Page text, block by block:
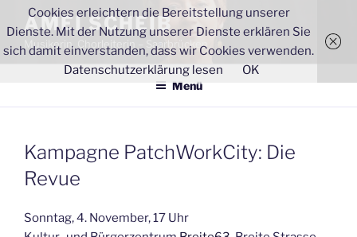
Inhalt
springen
AMEI SCHEIB
Musikerin, Chorleiterin – Saarbrücken
Menü
Kampagne PatchWorkCity: Die
Revue
Sonntag, 4. November, 17 Uhr
Cookies erleichtern die Bereitstellung unserer
Dienste. Mit der Nutzung unserer Dienste erklären Sie
sich damit einverstanden, dass wir Cookies verwenden.
Datenschutzerklärung lesen
OK